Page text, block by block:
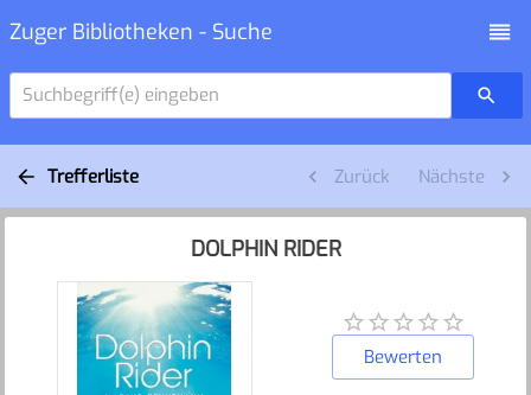
Zuger Bibliotheken - Suche
Suchbegriff(e) eingeben
Trefferliste Zurück Nächste
DOLPHIN RIDER
Bewerten